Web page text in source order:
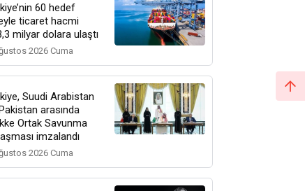
60 hedef
ticaret hacmi
milyar dolara ulaştı
2026 Cuma
Suudi Arabistan
arasında
Ortak Savunma
imzalandı
2026 Cuma